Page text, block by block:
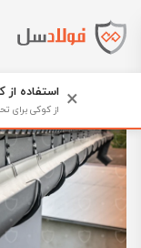
فولادسل
پروفیل آبرو چیست؛
× استفاده از
از کوکی برای